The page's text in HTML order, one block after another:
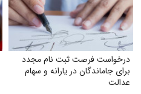
درخواست فرصت ثبت‌ نام مجدد
برای جاماندگان در یارانه و سهام
عدالت